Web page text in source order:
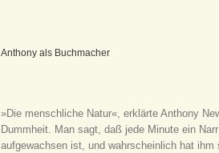
Anthony als Buchmacher
»Die menschliche Natur«, erklärte Anthony
Dummheit. Man sagt, daß jede Minute ein
aufgewachsen ist, und wahrscheinlich hat